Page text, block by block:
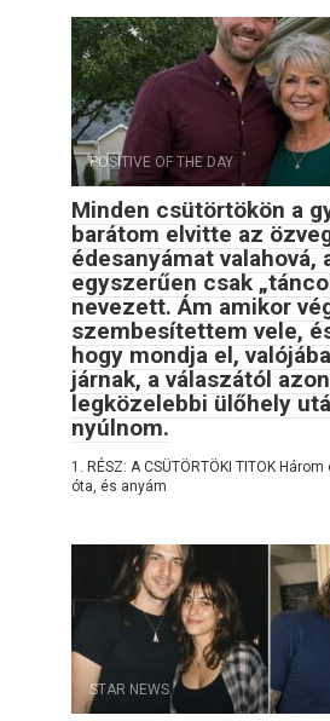
POSITIVE OF THE DAY
Minden csütörtökön a
barátom elvitte az
édesanyámat valahová,
egyszerűen csak
nevezett. Ám amikor
szembesítettem vele,
hogy mondja el,
járnak, a válaszától
legközelebbi ülőhely
nyúlnom.
1. RÉSZ: A CSÜTÖRTÖKI TITOK
óta, és anyám
STAR NEWS